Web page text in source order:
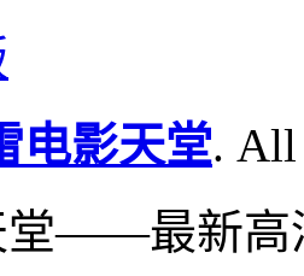
电影天堂. All
堂——最新高